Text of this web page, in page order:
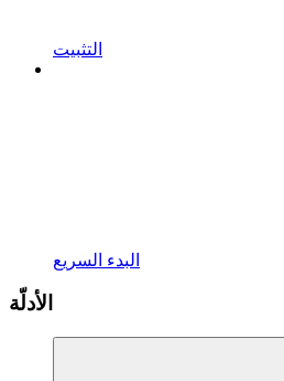
التثبيت
البدء السريع
الأدلّة